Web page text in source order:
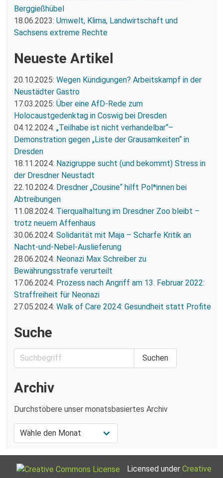
Berggießhübel
18.06.2023: Umwelt, Klima, Landwirtschaft und
Sachsens extreme Rechte
Neueste Artikel
20.10.2025: Wegen Kündigungen? Arbeitskampf in der
Neustädter Gastro
17.03.2025: Über eine AfD-Rede zum
Holocaustgedenktag in Coswig bei Dresden
04.12.2024: „Teilhabe ist nicht verhandelbar“–
Demonstration gegen „Liste der Grausamkeiten“ in
Dresden
18.11.2024: Nazigruppe sucht (und bekommt) Stress in
der Dresdner Neustadt
22.10.2024: Dresdner „Cousine“ hilft Pol*innen bei
Abtreibungen
11.08.2024: Tierqualhaltung im Dresdner Zoo bleibt –
trotz neuem Affenhaus
30.06.2024: Solidarität mit Maja – Scharfe Kritik an
Nacht-und-Nebel-Auslieferung
28.06.2024: Neonazi Max Schreiber zu
Bewährungsstrafe verurteilt
17.06.2024: Prozess nach Angriff am 13. Februar 2022:
Straffreiheit für Neonazi
27.05.2024: Walk of Care 2024: Gesundheit statt Profite
Suche
Archiv
Durchstöbere unser monatsbasiertes Archiv
Licensed under Creative